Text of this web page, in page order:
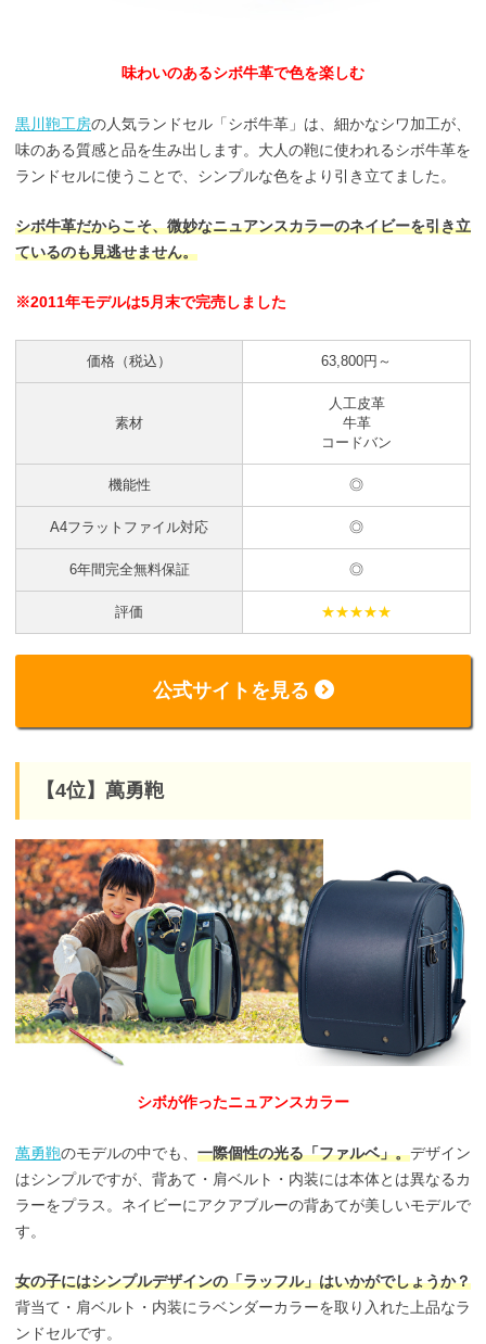
味わいのあるシボ牛革で色を楽しむ
黒川鞄工房の人気ランドセル「シボ牛革」は、細かなシワ加工が、
味のある質感と品を生み出します。大人の鞄に使われるシボ牛革を
ランドセルに使うことで、シンプルな色をより引き立てました。
シボ牛革だからこそ、微妙なニュアンスカラーのネイビーを引き立
ているのも見逃せません。
※2011年モデルは5月末で完売しました
価格（税込） 63,800円～
素材
人工皮革
牛革
コードバン
機能性 ◎
A4フラットファイル対応 ◎
6年間完全無料保証 ◎
評価 ★★★★★
公式サイトを見る
【4位】萬勇鞄
シボが作ったニュアンスカラー
萬勇鞄のモデルの中でも、 一際個性の光る「ファルベ」。デザイン
はシンプルですが、背あて・肩ベルト・内装には本体とは異なるカ
ラーをプラス。ネイビーにアクアブルーの背あてが美しいモデルで
す。
女の子にはシンプルデザインの「ラッフル」はいかがでしょうか？
背当て・肩ベルト・内装にラベンダーカラーを取り入れた上品なラ
ンドセルです。